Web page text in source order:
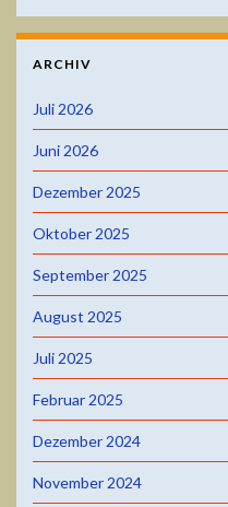
ARCHIV
Juli 2026
Juni 2026
Dezember 2025
Oktober 2025
September 2025
August 2025
Juli 2025
Februar 2025
Dezember 2024
November 2024